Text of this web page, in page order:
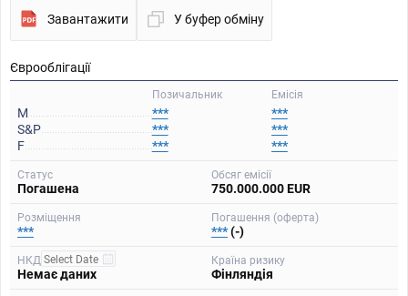
Завантажити У буфер обміну
Єврооблігації
Емісія
Позичальник
M ***
***
S&P
***
***
F
***
***
Статус
Погашена
Обсяг емісії
750.000.000 EUR
Розміщення
***
Погашення (оферта)
***(-)
НКД
Немає даних
Країна ризику
Фінляндія